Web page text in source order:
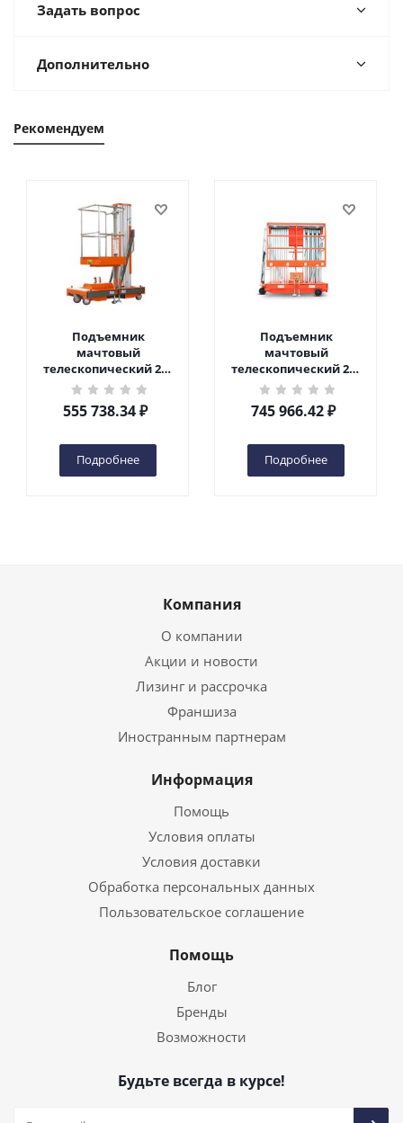
Задать вопрос
Дополнительно
Рекомендуем
Подъемник
мачтовый
телескопический 200
кг 6 м TOR GTWY6-200S
DC 2-мачтовый
(автономный) (G) в
555 738.34₽
Подробнее
Подъемник
мачтовый
телескопический 200
кг 10 м TOR GTWY10-
200S DC 2-мачтовый
(автономный) (N) в
745 966.42₽
Подробнее
Компания
О компании
Акции и новости
Лизинг и рассрочка
Франшиза
Иностранным партнерам
Информация
Помощь
Условия оплаты
Условия доставки
Обработка персональных данных
Пользовательское соглашение
Помощь
Блог
Бренды
Возможности
Будьте всегда в курсе!